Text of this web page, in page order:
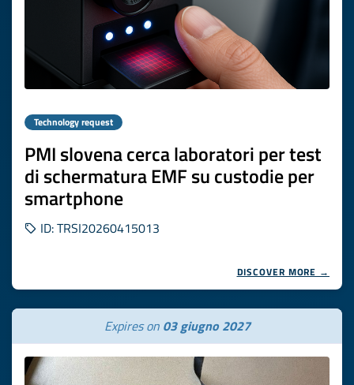
Technology request
PMI slovena cerca laboratori per test
di schermatura EMF su custodie per
smartphone
ID: TRSI20260415013
DISCOVER MORE →
Expires on 03 giugno 2027